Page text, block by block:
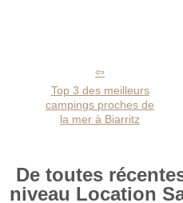
Top 3 des meilleurs
campings proches de
la mer à Biarritz
De toutes
niveau Location